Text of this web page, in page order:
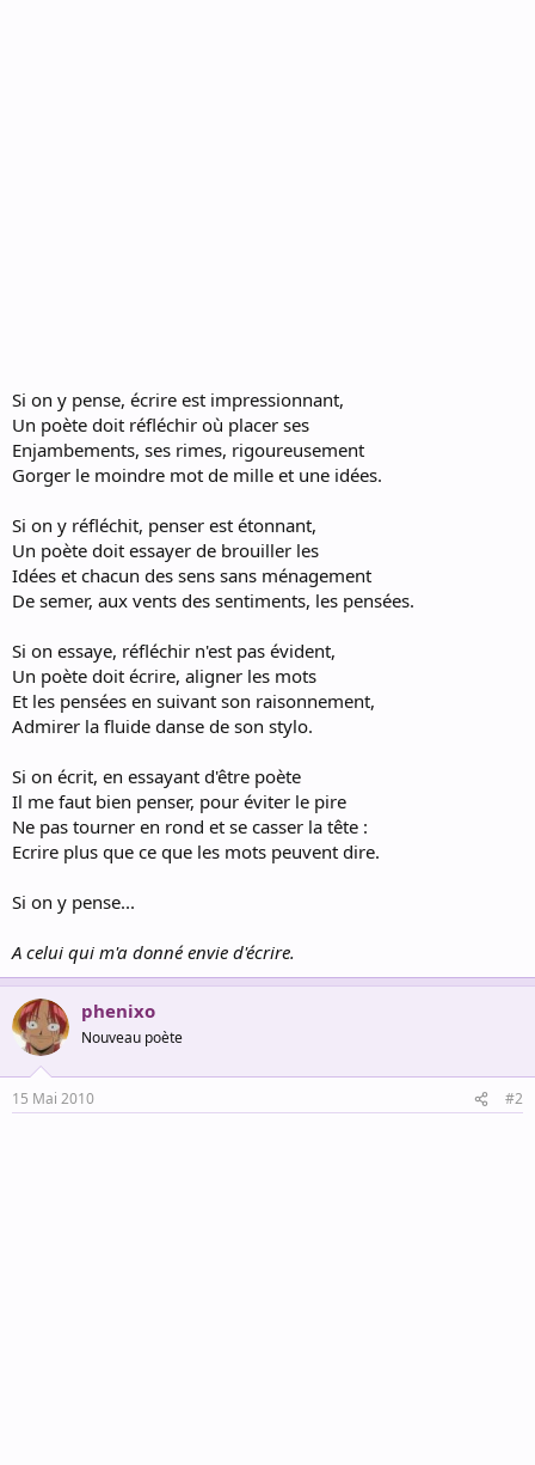
Si on y pense, écrire est impressionnant,
Un poète doit réfléchir où placer ses
Enjambements, ses rimes, rigoureusement
Gorger le moindre mot de mille et une idées.
Si on y réfléchit, penser est étonnant,
Un poète doit essayer de brouiller les
Idées et chacun des sens sans ménagement
De semer, aux vents des sentiments, les pensées.
Si on essaye, réfléchir n'est pas évident,
Un poète doit écrire, aligner les mots
Et les pensées en suivant son raisonnement,
Admirer la fluide danse de son stylo.
Si on écrit, en essayant d'être poète
Il me faut bien penser, pour éviter le pire
Ne pas tourner en rond et se casser la tête :
Ecrire plus que ce que les mots peuvent dire.
Si on y pense...
A celui qui m'a donné envie d'écrire.
phenixo
Nouveau poète
15 Mai 2010 #2